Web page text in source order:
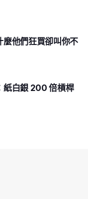
他們狂買卻叫你不
紙白銀 200 倍槓桿